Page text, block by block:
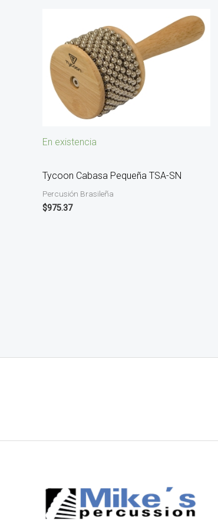
En existencia
Tycoon Cabasa Pequeña TSA-SN
Percusión Brasileña
$975.37